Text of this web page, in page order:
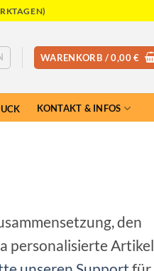
WARENKORB /0,00€
KONTAKT & INFOS
den
personalisierte Artikel